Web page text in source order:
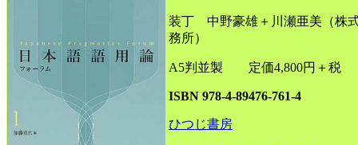
装丁 中野豪雄＋川瀬亜美（株
務所）
A5判並製 定価4,800円＋税
ISBN 978-4-89476-761-4
ひつじ書房